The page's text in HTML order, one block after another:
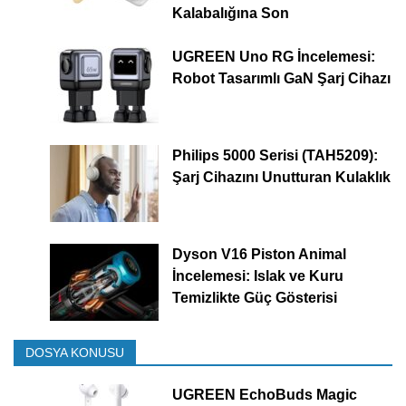
Kalabalığına Son
UGREEN Uno RG İncelemesi:
Robot Tasarımlı GaN Şarj Cihazı
Philips 5000 Serisi (TAH5209):
Şarj Cihazını Unutturan Kulaklık
Dyson V16 Piston Animal
İncelemesi: Islak ve Kuru
Temizlikte Güç Gösterisi
DOSYA KONUSU
UGREEN EchoBuds Magic